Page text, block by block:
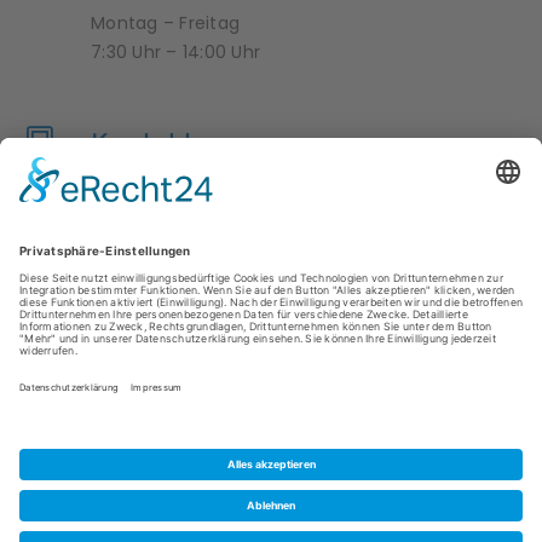
Montag – Freitag
7:30 Uhr – 14:00 Uhr
Kontakt
04950 9958376
IMPRESSUM DATENSCHUTZ
KONTAKT